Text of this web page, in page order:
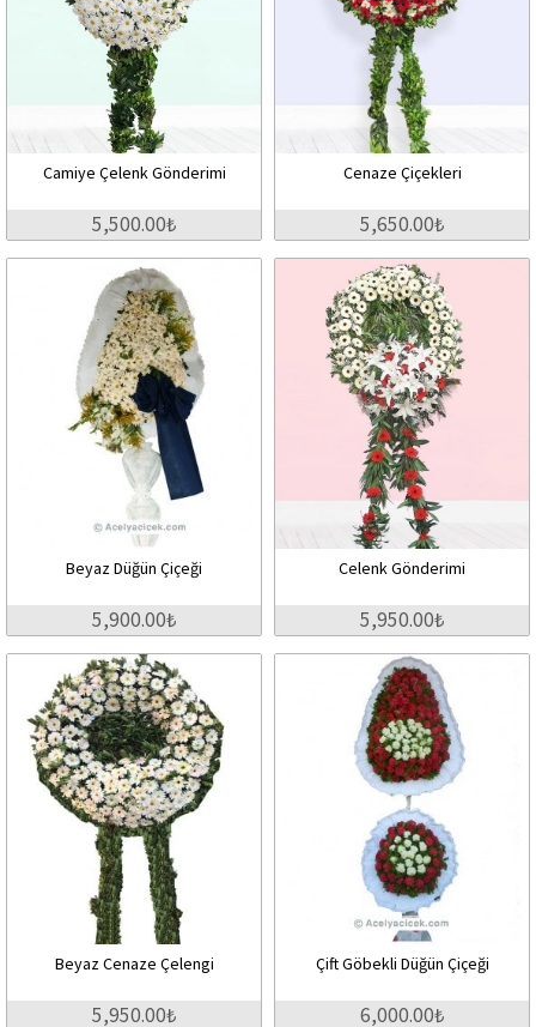
Camiye Çelenk Gönderimi
5,500.00₺
Cenaze Çiçekleri
5,650.00₺
Beyaz Düğün Çiçeği
5,900.00₺
Celenk Gönderimi
5,950.00₺
Beyaz Cenaze Çelengi
5,950.00₺
Çift Göbekli Düğün Çiçeği
6,000.00₺